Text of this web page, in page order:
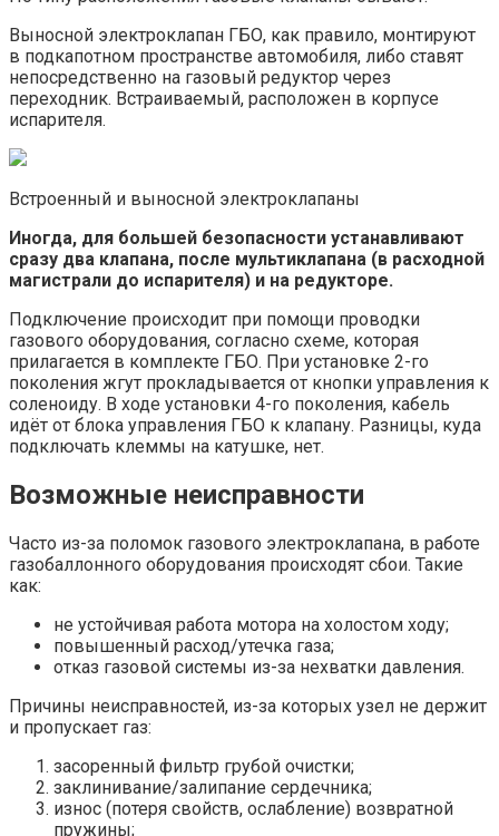
Выносной электроклапан ГБО, как правило, монтируют
в подкапотном пространстве автомобиля, либо ставят
непосредственно на газовый редуктор через
переходник. Встраиваемый, расположен в корпусе
испарителя.
Встроенный и выносной электроклапаны
Иногда, для большей безопасности устанавливают
сразу два клапана, после мультиклапана (в расходной
магистрали до испарителя) и на редукторе.
Подключение происходит при помощи проводки
газового оборудования, согласно схеме, которая
прилагается в комплекте ГБО. При установке 2-го
поколения жгут прокладывается от кнопки управления к
соленоиду. В ходе установки 4-го поколения, кабель
идёт от блока управления ГБО к клапану. Разницы, куда
подключать клеммы на катушке, нет.
Возможные неисправности
Часто из-за поломок газового электроклапана, в работе
газобаллонного оборудования происходят сбои. Такие
как:
не устойчивая работа мотора на холостом ходу;
повышенный расход/утечка газа;
отказ газовой системы из-за нехватки давления.
Причины неисправностей, из-за которых узел не держит
и пропускает газ:
засоренный фильтр грубой очистки;
заклинивание/залипание сердечника;
износ (потеря свойств, ослабление) возвратной
пружины;